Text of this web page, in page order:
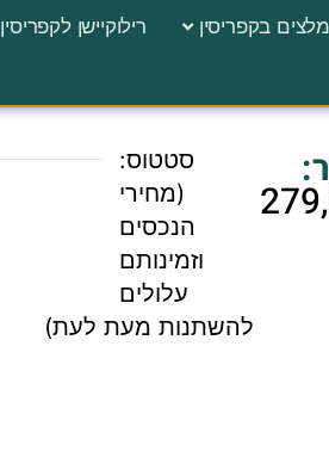
בקפריסין רילוקיישן לקפריסין
סטטוס:
(מחירי
הנכסים
וזמינותם
עלולים
להשתנות מעת לעת)